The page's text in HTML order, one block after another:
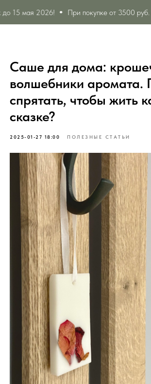
15 мая 2026! При покупке от 3500 руб.
Саше для дома:
волшебники аромата.
спрятать, чтобы жить
сказке?
2025-01-27 18:00 ПОЛЕЗНЫЕ СТАТЬИ